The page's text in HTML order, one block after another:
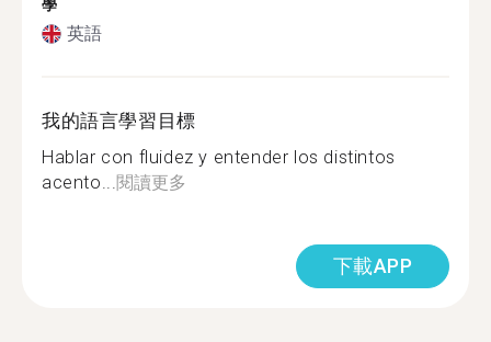
學
英語
我的語言學習目標
Hablar con fluidez y entender los distintos
acento...閱讀更多
下載APP